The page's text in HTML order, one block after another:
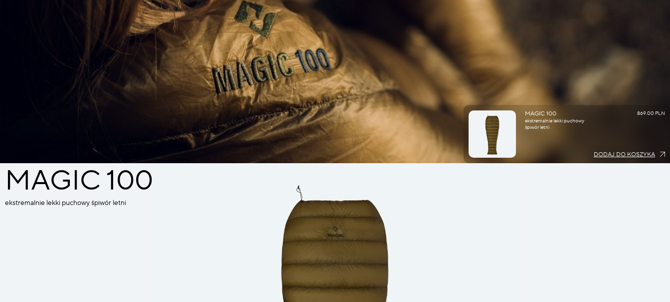
MAGIC 100
ekstremalnie lekki puchowy
śpiwór letni
869.00 PLN
DODAJ DO KOSZYKA
MAGIC 100
ekstremalnie lekki puchowy śpiwór letni